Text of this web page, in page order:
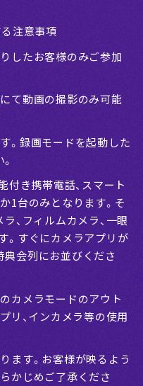
注意事項
したお客様のみご参加
て動画の撮影のみ可能
。録画モードを起動した
付き携帯電話、スマート
1台のみとなります。そ
、フィルムカメラ、一眼
。すぐにカメラアプリが
会列にお並びくださ
カメラモードのアウト
リ、インカメラ等の使用
ます。お客様が映るよう
かじめご了承くださ